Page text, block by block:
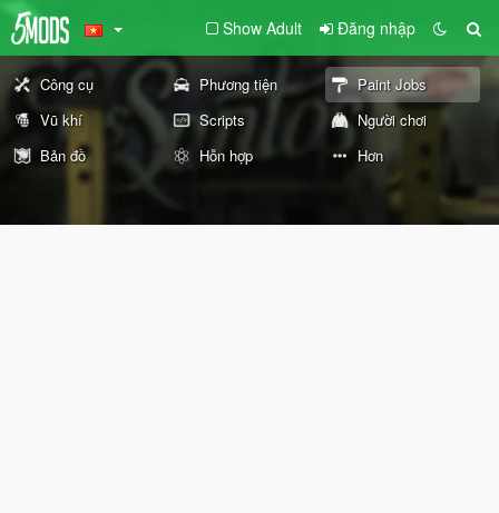
Show Adult Đăng nhập
Công cụ Phương tiện
Paint Jobs
Vũ khí
Scripts
Người chơi
Bản đồ
Hỗn hợp Hơn